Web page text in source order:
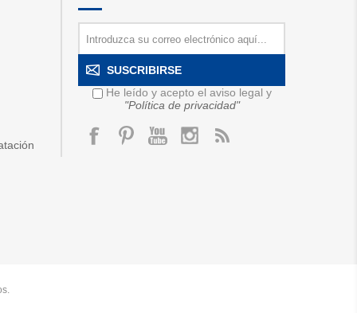
SUSCRIBIRSE
He leído y acepto el aviso legal y
"Política de privacidad"